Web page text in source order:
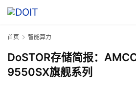
首页 智能算力
DoSTOR存储简报：
9550SX旗舰系列